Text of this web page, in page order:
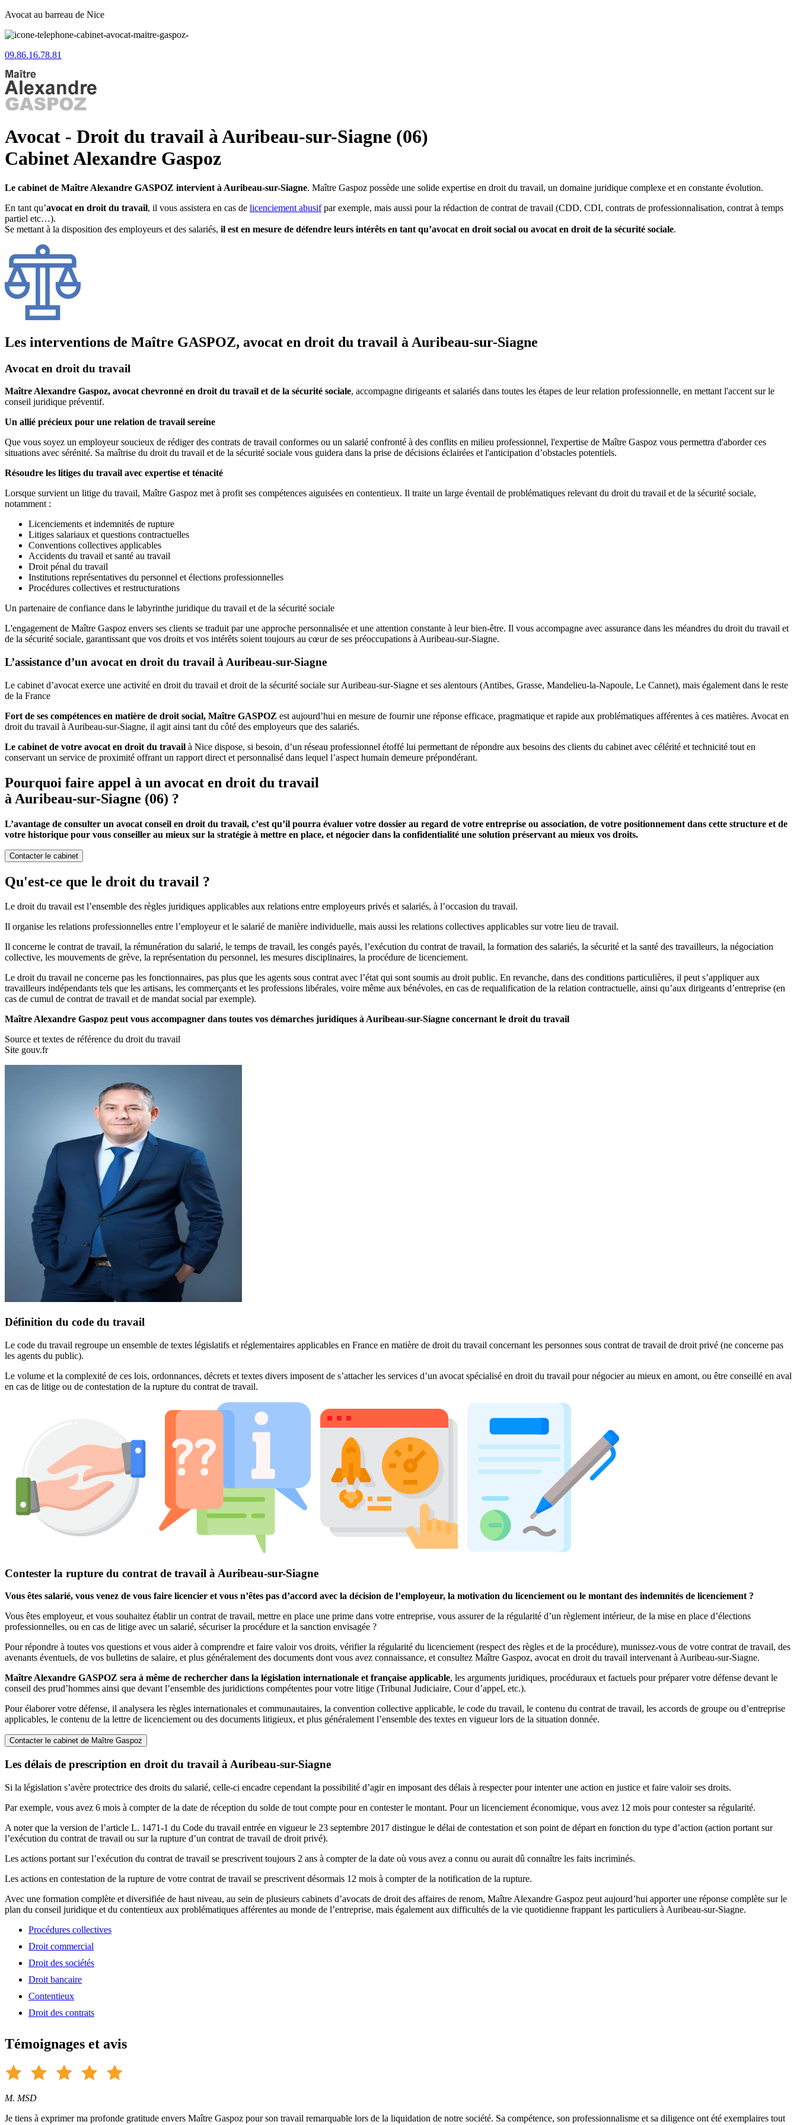
Avocat au barreau de Nice
09.86.16.78.81
Avocat - Droit du travail à Auribeau-sur-Siagne (06)
Cabinet Alexandre Gaspoz
Le cabinet de Maître Alexandre GASPOZ intervient à Auribeau-sur-Siagne. Maître Gaspoz possède une solide expertise en droit du travail, un domaine juridique complexe et en constante évolution.
En tant qu’avocat en droit du travail, il vous assistera en cas de licenciement abusifpar exemple, mais aussi pour la rédaction de contrat de travail (CDD, CDI, contrats de professionnalisation, contrat à temps
partiel etc…).
Se mettant à la disposition des employeurs et des salariés, il est en mesure de défendre leurs intérêts en tant qu’avocat en droit social ou avocat en droit de la sécurité sociale.
Les interventions de Maître GASPOZ, avocat en droit du travail à Auribeau-sur-Siagne
Avocat en droit du travail
Maître Alexandre Gaspoz, avocat chevronné en droit du travail et de la sécurité sociale, accompagne dirigeants et salariés dans toutes les étapes de leur relation professionnelle, en mettant l'accent sur le
conseil juridique préventif.
Un allié précieux pour une relation de travail sereine
Que vous soyez un employeur soucieux de rédiger des contrats de travail conformes ou un salarié confronté à des conflits en milieu professionnel, l'expertise de Maître Gaspoz vous permettra d'aborder ces
situations avec sérénité. Sa maîtrise du droit du travail et de la sécurité sociale vous guidera dans la prise de décisions éclairées et l'anticipation d’obstacles potentiels.
Résoudre les litiges du travail avec expertise et ténacité
Lorsque survient un litige du travail, Maître Gaspoz met à profit ses compétences aiguisées en contentieux. Il traite un large éventail de problématiques relevant du droit du travail et de la sécurité sociale,
notamment :
Licenciements et indemnités de rupture
Litiges salariaux et questions contractuelles
Conventions collectives applicables
Accidents du travail et santé au travail
Droit pénal du travail
Institutions représentatives du personnel et élections professionnelles
Procédures collectives et restructurations
Un partenaire de confiance dans le labyrinthe juridique du travail et de la sécurité sociale
L'engagement de Maître Gaspoz envers ses clients se traduit par une approche personnalisée et une attention constante à leur bien-être. Il vous accompagne avec assurance dans les méandres du droit du travail et
de la sécurité sociale, garantissant que vos droits et vos intérêts soient toujours au cœur de ses préoccupations à Auribeau-sur-Siagne.
L’assistance d’un avocat en droit du travail à Auribeau-sur-Siagne
Le cabinet d’avocat exerce une activité en droit du travail et droit de la sécurité sociale sur Auribeau-sur-Siagne et ses alentours (Antibes, Grasse, Mandelieu-la-Napoule, Le Cannet), mais également dans le reste
de la France
Fort de ses compétences en matière de droit social, Maître GASPOZ est aujourd’hui en mesure de fournir une réponse efficace, pragmatique et rapide aux problématiques afférentes à ces matières. Avocat en
droit du travail à Auribeau-sur-Siagne, il agit ainsi tant du côté des employeurs que des salariés.
Le cabinet de votre avocat en droit du travail à Nice dispose, si besoin, d’un réseau professionnel étoffé lui permettant de répondre aux besoins des clients du cabinet avec célérité et technicité tout en
conservant un service de proximité offrant un rapport direct et personnalisé dans lequel l’aspect humain demeure prépondérant.
Pourquoi faire appel à un avocat en droit du travail
à Auribeau-sur-Siagne (06) ?
L’avantage de consulter un avocat conseil en droit du travail, c’est qu’il pourra évaluer votre dossier au regard de votre entreprise ou association, de votre positionnement dans cette structure et de
votre historique pour vous conseiller au mieux sur la stratégie à mettre en place, et négocier dans la confidentialité une solution préservant au mieux vos droits.
Contacter le cabinet
Qu'est-ce que le droit du travail ?
Le droit du travail est l’ensemble des règles juridiques applicables aux relations entre employeurs privés et salariés, à l’occasion du travail.
Il organise les relations professionnelles entre l’employeur et le salarié de manière individuelle, mais aussi les relations collectives applicables sur votre lieu de travail.
Il concerne le contrat de travail, la rémunération du salarié, le temps de travail, les congés payés, l’exécution du contrat de travail, la formation des salariés, la sécurité et la santé des travailleurs, la négociation
collective, les mouvements de grève, la représentation du personnel, les mesures disciplinaires, la procédure de licenciement.
Le droit du travail ne concerne pas les fonctionnaires, pas plus que les agents sous contrat avec l’état qui sont soumis au droit public. En revanche, dans des conditions particulières, il peut s’appliquer aux
travailleurs indépendants tels que les artisans, les commerçants et les professions libérales, voire même aux bénévoles, en cas de requalification de la relation contractuelle, ainsi qu’aux dirigeants d’entreprise (en
cas de cumul de contrat de travail et de mandat social par exemple).
Maître Alexandre Gaspoz peut vous accompagner dans toutes vos démarches juridiques à Auribeau-sur-Siagne concernant le droit du travail
Source et textes de référence du droit du travail
Site gouv.fr
Définition du code du travail
Le code du travail regroupe un ensemble de textes législatifs et réglementaires applicables en France en matière de droit du travail concernant les personnes sous contrat de travail de droit privé (ne concerne pas
les agents du public).
Le volume et la complexité de ces lois, ordonnances, décrets et textes divers imposent de s’attacher les services d’un avocat spécialisé en droit du travail pour négocier au mieux en amont, ou être conseillé en aval
en cas de litige ou de contestation de la rupture du contrat de travail.
Contester la rupture du contrat de travail à Auribeau-sur-Siagne
Vous êtes salarié, vous venez de vous faire licencier et vous n’êtes pas d’accord avec la décision de l’employeur, la motivation du licenciement ou le montant des indemnités de licenciement ?
Vous êtes employeur, et vous souhaitez établir un contrat de travail, mettre en place une prime dans votre entreprise, vous assurer de la régularité d’un règlement intérieur, de la mise en place d’élections
professionnelles, ou en cas de litige avec un salarié, sécuriser la procédure et la sanction envisagée ?
Pour répondre à toutes vos questions et vous aider à comprendre et faire valoir vos droits, vérifier la régularité du licenciement (respect des règles et de la procédure), munissez-vous de votre contrat de travail, des
avenants éventuels, de vos bulletins de salaire, et plus généralement des documents dont vous avez connaissance, et consultez Maître Gaspoz, avocat en droit du travail intervenant à Auribeau-sur-Siagne.
Maître Alexandre GASPOZ sera à même de rechercher dans la législation internationale et française applicable, les arguments juridiques, procéduraux et factuels pour préparer votre défense devant le
conseil des prud’hommes ainsi que devant l’ensemble des juridictions compétentes pour votre litige (Tribunal Judiciaire, Cour d’appel, etc.).
Pour élaborer votre défense, il analysera les règles internationales et communautaires, la convention collective applicable, le code du travail, le contenu du contrat de travail, les accords de groupe ou d’entreprise
applicables, le contenu de la lettre de licenciement ou des documents litigieux, et plus généralement l’ensemble des textes en vigueur lors de la situation donnée.
Contacter le cabinet de Maître Gaspoz
Les délais de prescription en droit du travail à Auribeau-sur-Siagne
Si la législation s’avère protectrice des droits du salarié, celle-ci encadre cependant la possibilité d’agir en imposant des délais à respecter pour intenter une action en justice et faire valoir ses droits.
Par exemple, vous avez 6 mois à compter de la date de réception du solde de tout compte pour en contester le montant. Pour un licenciement économique, vous avez 12 mois pour contester sa régularité.
A noter que la version de l’article L. 1471-1 du Code du travail entrée en vigueur le 23 septembre 2017 distingue le délai de contestation et son point de départ en fonction du type d’action (action portant sur
l’exécution du contrat de travail ou sur la rupture d’un contrat de travail de droit privé).
Les actions portant sur l’exécution du contrat de travail se prescrivent toujours 2 ans à compter de la date où vous avez a connu ou aurait dû connaître les faits incriminés.
Les actions en contestation de la rupture de votre contrat de travail se prescrivent désormais 12 mois à compter de la notification de la rupture.
Avec une formation complète et diversifiée de haut niveau, au sein de plusieurs cabinets d’avocats de droit des affaires de renom, Maître Alexandre Gaspoz peut aujourd’hui apporter une réponse complète sur le
plan du conseil juridique et du contentieux aux problématiques afférentes au monde de l’entreprise, mais également aux difficultés de la vie quotidienne frappant les particuliers à Auribeau-sur-Siagne.
Procédures collectives
Droit commercial
Droit des sociétés
Droit bancaire
Contentieux
Droit des contrats
Témoignages et avis
M. MSD
Je tiens à exprimer ma profonde gratitude envers Maître Gaspoz pour son travail remarquable lors de la liquidation de notre société. Sa compétence, son professionnalisme et sa diligence ont été exemplaires tout